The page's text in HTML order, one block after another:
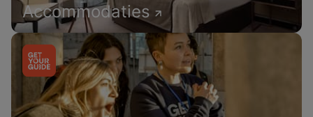
Accommodaties